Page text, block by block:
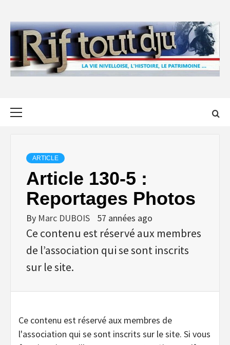
content
ARTICLE
Article 130-5 :
Reportages Photos
By Marc DUBOIS 57 années ago
Ce contenu est réservé aux membres
de l’association qui se sont inscrits
sur le site.
Ce contenu est réservé aux membres de
l'association qui se sont inscrits sur le site. Si vous